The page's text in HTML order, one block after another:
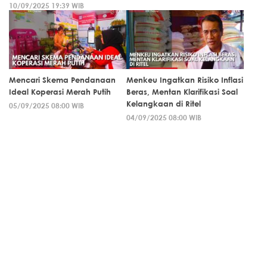
10/09/2025 19:39 WIB
Mencari Skema Pendanaan
Ideal Koperasi Merah Putih
05/09/2025 08:00 WIB
Menkeu Ingatkan Risiko Inflasi
Beras, Mentan Klarifikasi Soal
Kelangkaan di Ritel
04/09/2025 08:00 WIB